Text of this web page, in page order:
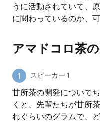
うに活動されていて、
に関わっているのか、
アマドコロ茶
スピーカー 1
甘所茶の開発について
くと、先輩たちが甘所
れぐらいのグラムで、